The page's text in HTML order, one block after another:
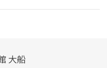
大船